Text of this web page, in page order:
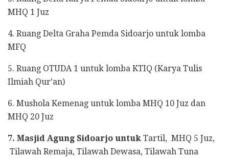
MHQ 1 Juz
4. Ruang Delta Graha Pemda Sidoarjo untuk lomba
MFQ
5. Ruang OTUDA 1 untuk lomba KTIQ (Karya Tulis
Ilmiah Qur’an)
6. Mushola Kemenag untuk lomba MHQ 10 Juz dan
MHQ 20 Juz
7. Masjid Agung Sidoarjo untuk Tartil, MHQ 5 Juz,
Tilawah Remaja, Tilawah Dewasa, Tilawah Tuna